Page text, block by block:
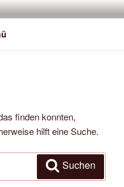
finden konnten,
hilft eine Suche.
Suchen